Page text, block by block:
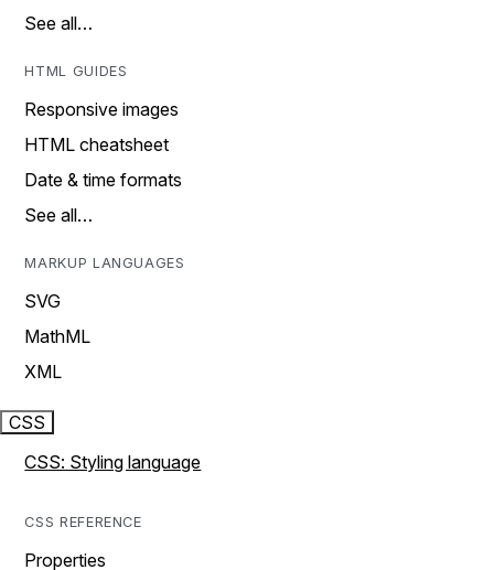
See all…
HTML GUIDES
Responsive images
HTML cheatsheet
Date & time formats
See all…
MARKUP LANGUAGES
SVG
MathML
XML
CSS
CSS: Styling language
CSS REFERENCE
Properties